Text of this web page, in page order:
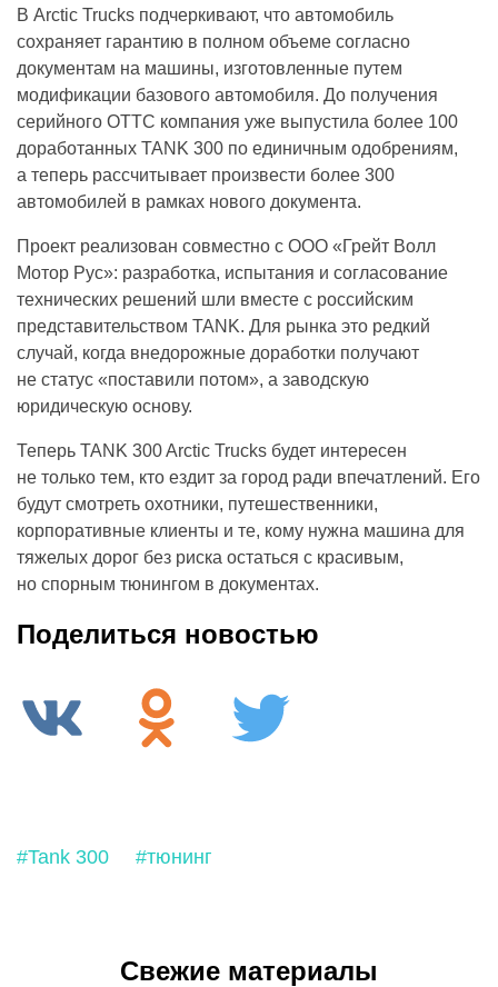
В Arctic Trucks подчеркивают, что автомобиль
сохраняет гарантию в полном объеме согласно
документам на машины, изготовленные путем
модификации базового автомобиля. До получения
серийного ОТТС компания уже выпустила более 100
доработанных TANK 300 по единичным одобрениям,
а теперь рассчитывает произвести более 300
автомобилей в рамках нового документа.
Проект реализован совместно с ООО «Грейт Волл
Мотор Рус»: разработка, испытания и согласование
технических решений шли вместе с российским
представительством TANK. Для рынка это редкий
случай, когда внедорожные доработки получают
не статус «поставили потом», а заводскую
юридическую основу.
Теперь TANK 300 Arctic Trucks будет интересен
не только тем, кто ездит за город ради впечатлений. Его
будут смотреть охотники, путешественники,
корпоративные клиенты и те, кому нужна машина для
тяжелых дорог без риска остаться с красивым,
но спорным тюнингом в документах.
Поделиться новостью
#Tank 300 #тюнинг
Свежие материалы